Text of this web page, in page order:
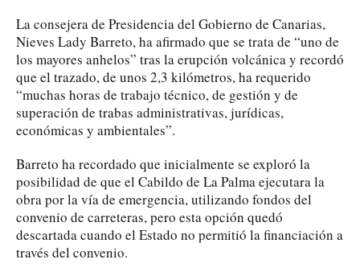
La consejera de Presidencia del Gobierno de Canarias,
Nieves Lady Barreto, ha afirmado que se trata de “uno de
los mayores anhelos” tras la erupción volcánica y recordó
que el trazado, de unos 2,3 kilómetros, ha requerido
“muchas horas de trabajo técnico, de gestión y de
superación de trabas administrativas, jurídicas,
económicas y ambientales”.
Barreto ha recordado que inicialmente se exploró la
posibilidad de que el Cabildo de La Palma ejecutara la
obra por la vía de emergencia, utilizando fondos del
convenio de carreteras, pero esta opción quedó
descartada cuando el Estado no permitió la financiación a
través del convenio.